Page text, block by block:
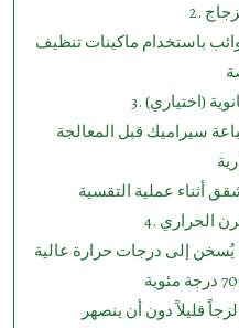
باستخدام ماكينات تنظيف
سيراميك قبل المعالجة
إلى درجات حرارة عالية